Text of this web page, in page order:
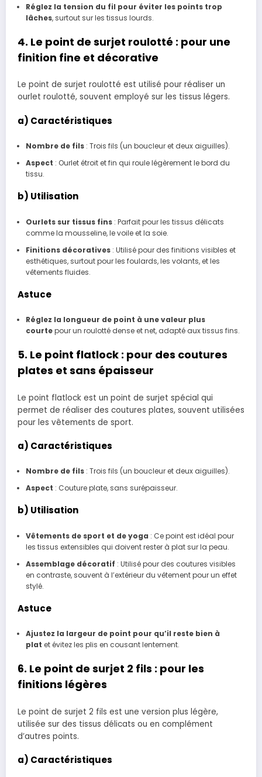
Réglez la tension du fil pour éviter les points trop
lâches, surtout sur les tissus lourds.
4. Le point de surjet roulotté : pour une
finition fine et décorative
Le point de surjet roulotté est utilisé pour réaliser un
ourlet roulotté, souvent employé sur les tissus légers.
a) Caractéristiques
Nombre de fils: Trois fils (un boucleur et deux aiguilles).
Aspect : Ourlet étroit et fin qui roule légèrement le bord du
tissu.
b) Utilisation
Ourlets sur tissus fins: Parfait pour les tissus délicats
comme la mousseline, le voile et la soie.
Finitions décoratives: Utilisé pour des finitions visibles et
esthétiques, surtout pour les foulards, les volants, et les
vêtements fluides.
Astuce
Réglez la longueur de point à une valeur plus
courtepour un roulotté dense et net, adapté aux tissus fins.
5. Le point flatlock : pour des coutures
plates et sans épaisseur
Le point flatlock est un point de surjet spécial qui
permet de réaliser des coutures plates, souvent utilisées
pour les vêtements de sport.
a) Caractéristiques
Nombre de fils: Trois fils (un boucleur et deux aiguilles).
Aspect : Couture plate, sans surépaisseur.
b) Utilisation
Vêtements de sport et de yoga : Ce point est idéal pour
les tissus extensibles qui doivent rester à plat sur la peau.
Assemblage décoratif : Utilisé pour des coutures visibles
en contraste, souvent à l’extérieur du vêtement pour un effet
stylé.
Astuce
Ajustez la largeur de point pour qu’il reste bien à
plat et évitez les plis en cousant lentement.
6. Le point de surjet 2 fils : pour les
finitions légères
Le point de surjet 2 fils est une version plus légère,
utilisée sur des tissus délicats ou en complément
d’autres points.
a) Caractéristiques